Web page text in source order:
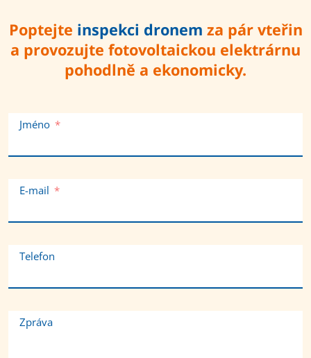
Poptejte inspekci dronem za pár vteřin
a provozujte fotovoltaickou elektrárnu
pohodlně a ekonomicky.
Jméno
E-mail
Telefon
Zpráva